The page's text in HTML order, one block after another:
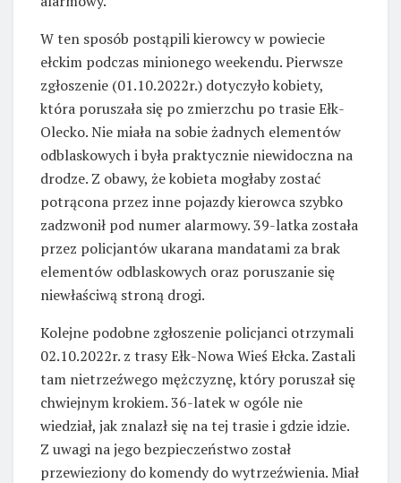
W ten sposób postąpili kierowcy w powiecie
ełckim podczas minionego weekendu. Pierwsze
zgłoszenie (01.10.2022r.) dotyczyło kobiety,
która poruszała się po zmierzchu po trasie Ełk-
Olecko. Nie miała na sobie żadnych elementów
odblaskowych i była praktycznie niewidoczna na
drodze. Z obawy, że kobieta mogłaby zostać
potrącona przez inne pojazdy kierowca szybko
zadzwonił pod numer alarmowy. 39-latka została
przez policjantów ukarana mandatami za brak
elementów odblaskowych oraz poruszanie się
niewłaściwą stroną drogi.
Kolejne podobne zgłoszenie policjanci otrzymali
02.10.2022r. z trasy Ełk-Nowa Wieś Ełcka. Zastali
tam nietrzeźwego mężczyznę, który poruszał się
chwiejnym krokiem. 36-latek w ogóle nie
wiedział, jak znalazł się na tej trasie i gdzie idzie.
Z uwagi na jego bezpieczeństwo został
przewieziony do komendy do wytrzeźwienia. Miał